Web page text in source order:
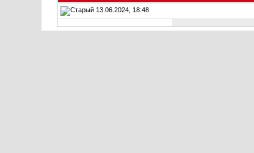
13.06.2024, 18:48